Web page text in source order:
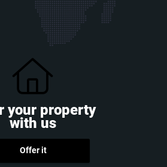
your property
with us
Offer it